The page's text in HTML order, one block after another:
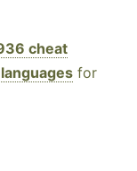
cheat
for